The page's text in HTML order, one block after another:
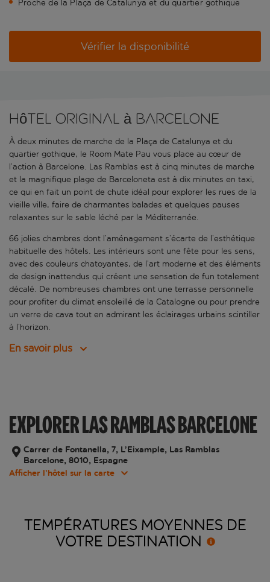
Proche de la Plaça de Catalunya et du quartier gothique
Vérifier la disponibilité
Hôtel original à Barcelone
À deux minutes de marche de la Plaça de Catalunya et du
quartier gothique, le Room Mate Pau vous place au cœur de
l’action à Barcelone. Las Ramblas est à cinq minutes de marche
et la magnifique plage de Barceloneta est à dix minutes en taxi,
ce qui en fait un point de chute idéal pour explorer les rues de la
vieille ville, faire de charmantes balades et quelques pauses
relaxantes sur le sable léché par la Méditerranée.
66 jolies chambres dont l’aménagement s’écarte de l’esthétique
habituelle des hôtels. Les intérieurs sont une fête pour les sens,
avec des couleurs chatoyantes, de l’art moderne et des éléments
de design inattendus qui créent une sensation de fun totalement
décalé. De nombreuses chambres ont une terrasse personnelle
pour profiter du climat ensoleillé de la Catalogne ou pour prendre
un verre de cava tout en admirant les éclairages urbains scintiller
à l’horizon.
En savoir plus
EXPLORER LAS RAMBLAS BARCELONE
Carrer de Fontanella, 7, L’Eixample, Las Ramblas
Barcelone, 8010, Espagne
Afficher l’hôtel sur la carte
TEMPÉRATURES MOYENNES DE
VOTRE DESTINATION